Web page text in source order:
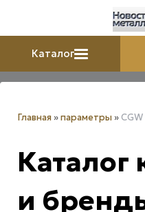
Каталог
Главная »параметры »CGW
и